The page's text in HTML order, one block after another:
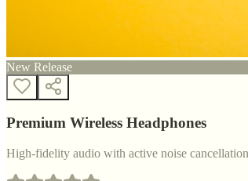
New Release
Premium Wireless Headphones
High-fidelity audio with active noise